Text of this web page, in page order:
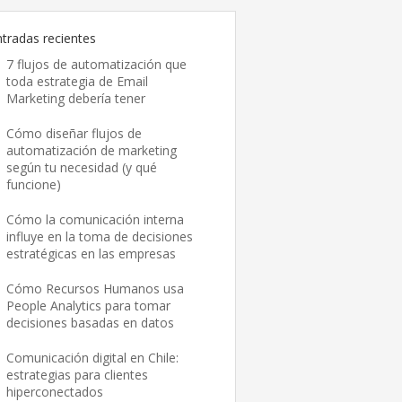
recientes
7 flujos de automatización que
toda estrategia de Email
Marketing debería tener
Cómo diseñar flujos de
automatización de marketing
según tu necesidad (y qué
funcione)
Cómo la comunicación interna
influye en la toma de decisiones
estratégicas en las empresas
Cómo Recursos Humanos usa
People Analytics para tomar
decisiones basadas en datos
Comunicación digital en Chile:
estrategias para clientes
hiperconectados